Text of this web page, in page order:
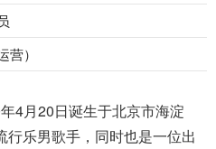
营）
4月20日诞生于北京市海淀
乐男歌手，同时也是一位出